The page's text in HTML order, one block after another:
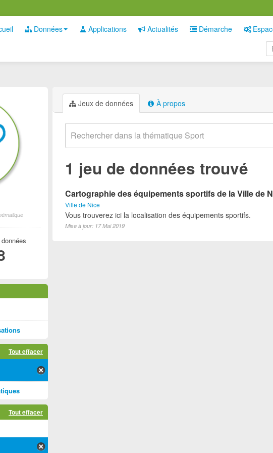
Données Applications Actualités Démarche
Jeux de données À propos
1 jeu de données trouvé
Cartographie des équipements sportifs de la Ville de
Ville de Nice
Vous trouverez ici la localisation des équipements sportifs.
Mise à jour: 17 Mai 2019
Tout effacer
Tout effacer